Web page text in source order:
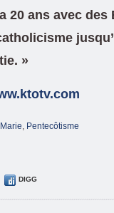
20 ans avec
»
Marie, Pentecôtisme
DIGG